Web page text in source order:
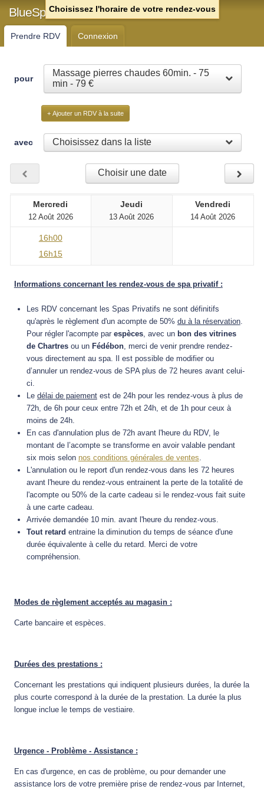
BlueSpa Chartres
Prendre RDV Connexion
pour
Massage pierres chaudes 60min. - 75
min - 79 €
+ Ajouter un RDV à la suite
avec Choisissez dans la liste
Choisir une date
Mercredi
12 Août 2026
Jeudi
13 Août 2026
Vendredi
14 Août 2026
16h00
16h15
Informations concernant les rendez-vous de spa privatif :
Les RDV concernant les Spas Privatifs ne sont définitifs
qu'après le règlement d'un acompte de 50% du à la réservation.
Pour régler l'acompte par espèces, avec unbon des vitrines
de Chartresou un Fédébon, merci de venir prendre rendez-
vous directement au spa.
Il est possible de modifier ou
d’annuler un rendez-vous de SPA plus de 72 heures avant celui-
ci.
Le délai de paiementest de 24h pour les rendez-vous à plus de
72h, de 6h pour ceux entre 72h et 24h, et de 1h pour ceux à
moins de 24h.
En cas d'annulation plus de 72h avant l'heure du RDV, le
montant de l’acompte se transforme en avoir valable pendant
six mois selon nos conditions générales de ventes
L'annulation ou le report d'un rendez-vous dans les 72 heures
avant l'heure du rendez-vous entrainent la perte de la totalité de
l'acompte ou 50% de la carte cadeau si le rendez-vous fait suite
à une carte cadeau.
Arrivée demandée 10 min. avant l'heure du rendez-vous.
Tout retard entraine la diminution du temps de séance d'une
durée équivalente à celle du retard. Merci de votre
compréhension.
Modes de règlement acceptés au magasin :
Carte bancaire et espèces.
Durées des prestations :
Concernant les prestations qui indiquent plusieurs durées, la durée la
plus courte correspond à la durée de la prestation. La durée la plus
longue inclue le temps de vestiaire.
Urgence - Problème - Assistance :
En cas d'urgence, en cas de problème, ou pour demander une
assistance lors de votre première prise de rendez-vous par Internet,
Choisissez l'horaire de votre rendez-vous